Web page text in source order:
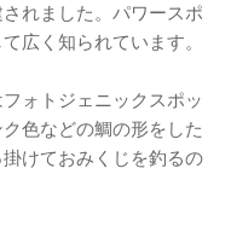
れました。パワースポ
広く知られています。
ォトジェニックスポッ
色などの鯛の形をした
けておみくじを釣るの